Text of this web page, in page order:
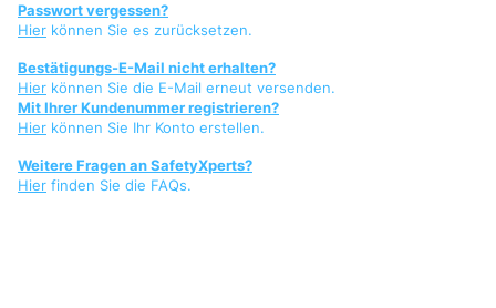
Passwort vergessen?
Hier können Sie es zurücksetzen.
Bestätigungs-E-Mail nicht erhalten?
Hier können Sie die E-Mail erneut versenden.
Mit Ihrer Kundenummer registrieren?
Hier können Sie Ihr Konto erstellen.
Weitere Fragen an SafetyXperts?
Hier finden Sie die FAQs.